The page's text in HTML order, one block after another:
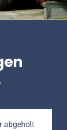
abgeholt